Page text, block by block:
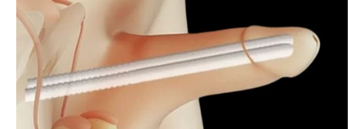
finansijskih prilika. Ipak, svaki znak dobija šansu da
napravi korak prema nečemu što dugo priželjkuje.
Pred nama je deset dana u kojima se mnogo toga može
promijeniti. A za neke znakove, promijeniće se baš sve.